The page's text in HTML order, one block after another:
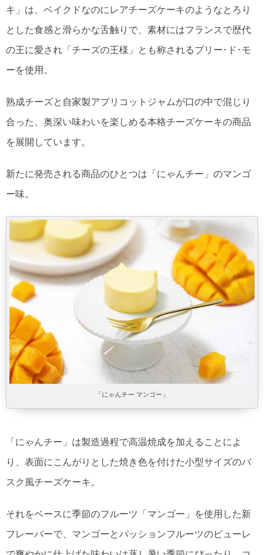
キ」は、ベイクドなのにレアチーズケーキのようなとろり
とした食感と滑らかな舌触りで、素材にはフランスで歴代
の王に愛され「チーズの王様」とも称されるブリー･ド･モ
ーを使用。
熟成チーズと自家製アプリコットジャムが口の中で混じり
合った、奥深い味わいを楽しめる本格チーズケーキの商品
を展開しています。
新たに発売される商品のひとつは「にゃんチー」のマンゴ
ー味。
「にゃんチー マンゴー」
「にゃんチー」は製造過程で高温焼成を加えることによ
り、表面にこんがりとした焼き色を付けた小型サイズのバ
スク風チーズケーキ。
それをベースに季節のフルーツ「マンゴー」を使用した新
フレーバーで、マンゴーとパッションフルーツのピューレ